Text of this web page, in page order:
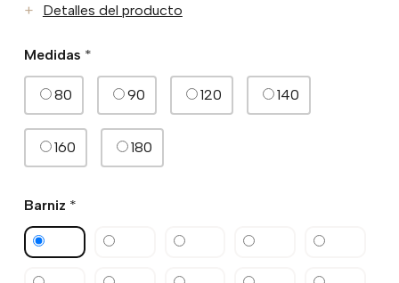
+ Detalles del producto
Medidas *
80 90 120 140
160 180
Barniz *